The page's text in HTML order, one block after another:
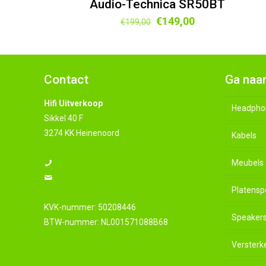
Audio-Technica SR50BT
€199,00 Oorspronkelijke
€149,00Huidige
Contact
Hifi Uitverkoop
Sikkel 40 F
3274 KK Heinenoord
KVK-nummer: 50208446
BTW-nummer: NL001571088B68
Ga
Kabels
Meubels
Speakers